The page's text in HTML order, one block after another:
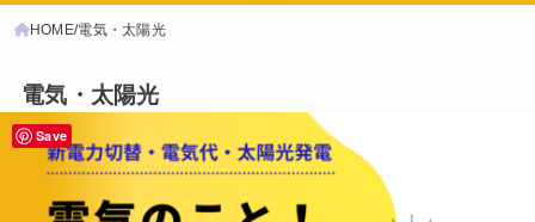
HOME 電気・太陽光
電気・太陽光
Save